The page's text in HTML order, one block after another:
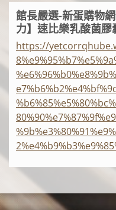
館長嚴選-新蛋購物
力】速比樂乳酸菌
https://